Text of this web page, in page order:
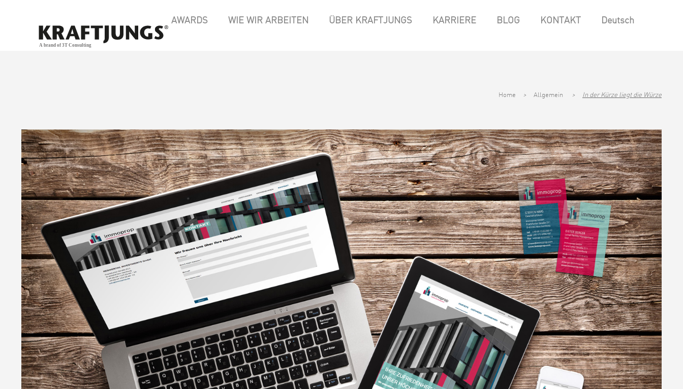
AWARDS WIE WIR ARBEITEN ÜBER KRAFTJUNGS KARRIERE BLOG KONTAKT Deutsch
Home > Allgemein > In der Kürze liegt die Würze